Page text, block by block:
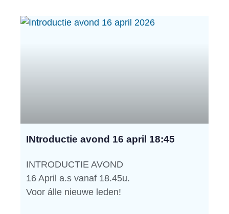
INtroductie avond 16 april 18:45
INTRODUCTIE AVOND
16 April a.s vanaf 18.45u.
Voor álle nieuwe leden!